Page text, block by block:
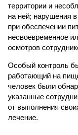
территории и
на ней; нарушения
при обеспечении
несвоевременное
осмотров
Особый контроль
работающий на
человек были
указанные
от выполнения
лечение.